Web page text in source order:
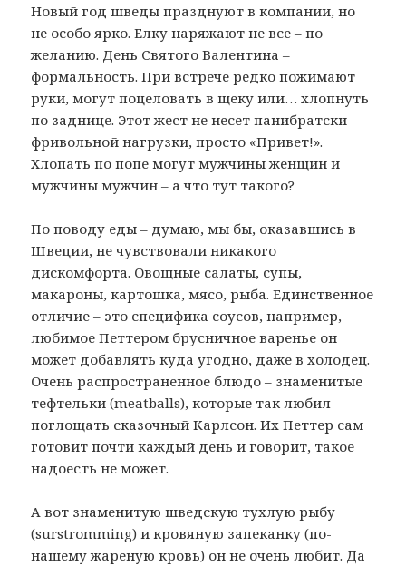
Новый год шведы празднуют в компании, но
не особо ярко. Елку наряжают не все – по
желанию. День Святого Валентина –
формальность. При встрече редко пожимают
руки, могут поцеловать в щеку или… хлопнуть
по заднице. Этот жест не несет панибратски-
фривольной нагрузки, просто «Привет!».
Хлопать по попе могут мужчины женщин и
мужчины мужчин – а что тут такого?
По поводу еды – думаю, мы бы, оказавшись в
Швеции, не чувствовали никакого
дискомфорта. Овощные салаты, супы,
макароны, картошка, мясо, рыба. Единственное
отличие – это специфика соусов, например,
любимое Петтером брусничное варенье он
может добавлять куда угодно, даже в холодец.
Очень распространенное блюдо – знаменитые
тефтельки (meatballs), которые так любил
поглощать сказочный Карлсон. Их Петтер сам
готовит почти каждый день и говорит, такое
надоесть не может.
А вот знаменитую шведскую тухлую рыбу
(surstrоmming) и кровяную запеканку (по-
нашему жареную кровь) он не очень любит. Да